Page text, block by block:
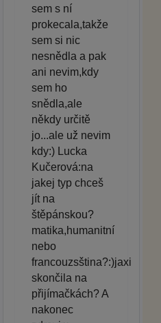
sem s ní
prokecala,takže
sem si nic
nesnědla a pak
ani nevim,kdy
sem ho
snědla,ale
někdy určitě
jo...ale už nevim
kdy:) Lucka
Kučerová:na
jakej typ chceš
jít na
štěpánskou?
matika,humanitní
nebo
francouzsština?:)jaxi
skončila na
přijímačkách? A
nakonec